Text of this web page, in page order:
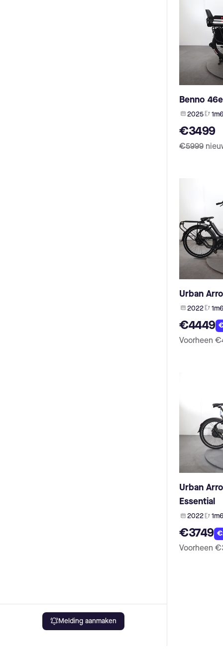
Melding aanmaken
Benno
2025
€3499
€5999
Urban
2022
€4449
Voorheen
Urban
Essential
2022
€3749
Voorheen